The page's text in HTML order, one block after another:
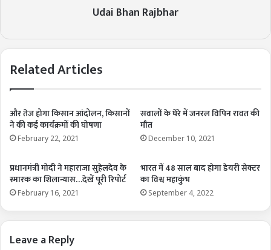
Udai Bhan Rajbhar
Related Articles
और तेज होगा किसान आंदोलन, किसानों
ने की कई कार्यक्रमों की घोषणा
February 22, 2021
सवालों के घेरे में जनरल विपिन रावत की
मौत
December 10, 2021
प्रधानमंत्री मोदी ने महाराजा सुहेलदेव के
स्मारक का शिलान्यास…देखें पूरी रिपोर्ट
February 16, 2021
भारत में 48 साल बाद होगा डेयरी सेक्टर
का विश्व महाकुंभ
September 4, 2022
Leave a Reply